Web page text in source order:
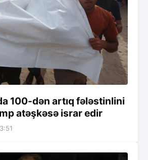
100-dən artıq fələstinlini
atəşkəsə israr edir